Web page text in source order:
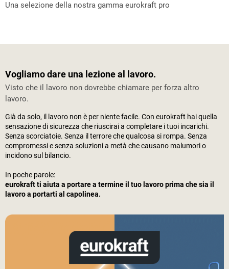
Una selezione della nostra gamma eurokraft pro
Vogliamo dare una lezione al lavoro.
Visto che il lavoro non dovrebbe chiamare per forza altro
lavoro.
Già da solo, il lavoro non è per niente facile. Con eurokraft hai quella
sensazione di sicurezza che riuscirai a completare i tuoi incarichi.
Senza scorciatoie. Senza il terrore che qualcosa si rompa. Senza
compromessi e senza soluzioni a metà che causano malumori o
incidono sul bilancio.
In poche parole:
eurokraft ti aiuta a portare a termine il tuo lavoro prima che sia il
lavoro a portarti al capolinea.